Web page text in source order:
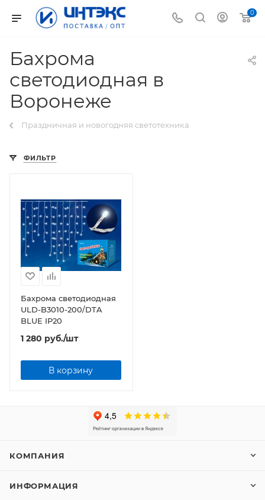
0
Бахрома
светодиодная в
Воронеже
Праздничная и новогодняя светотехника
ФИЛЬТР
Бахрома светодиодная
ULD-B3010-200/DTA
BLUE IP20
1 280 руб./шт
В корзину
КОМПАНИЯ
ИНФОРМАЦИЯ